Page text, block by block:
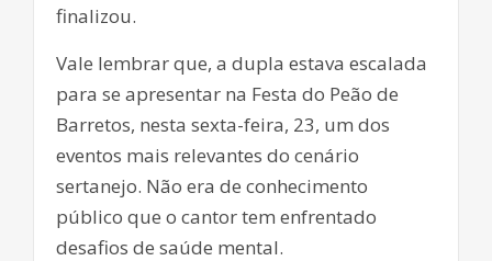
finalizou.
Vale lembrar que, a dupla estava escalada
para se apresentar na Festa do Peão de
Barretos, nesta sexta-feira, 23, um dos
eventos mais relevantes do cenário
sertanejo. Não era de conhecimento
público que o cantor tem enfrentado
desafios de saúde mental.